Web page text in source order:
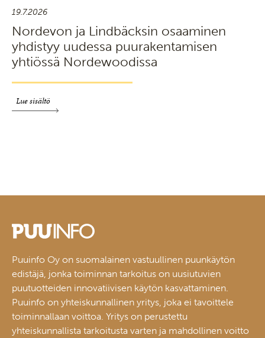
19.7.2026
Nordevon ja Lindbäcksin osaaminen
yhdistyy uudessa puurakentamisen
yhtiössä Nordewoodissa
Lue sisältö
Puuinfo Oy on suomalainen vastuullinen puunkäytön
edistäjä, jonka toiminnan tarkoitus on uusiutuvien
puutuotteiden innovatiivisen käytön kasvattaminen.
Puuinfo on yhteiskunnallinen yritys, joka ei tavoittele
toiminnallaan voittoa. Yritys on perustettu
yhteiskunnallista tarkoitusta varten ja mahdollinen voitto